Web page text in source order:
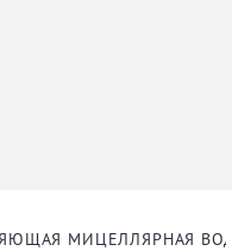
КОЖИ ДЛЯ ЛИЦА
МИЦЕЛЛЯРНАЯ